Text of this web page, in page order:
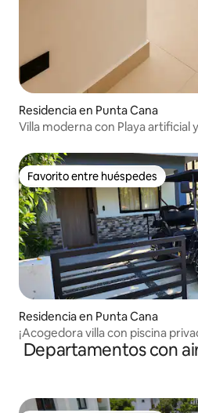
Residencia en Punta Cana
Villa moderna con Playa artificial
Favorito entre huéspedes
Favorito entre huéspedes
Residencia en Punta Cana
¡Acogedora villa con piscina
Departamentos con